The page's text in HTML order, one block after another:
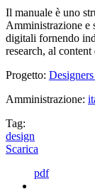
Il manuale è uno
Amministrazione e
digitali fornendo
research, al
Progetto:
Amministrazione:
Tag:
design
Scarica
pdf